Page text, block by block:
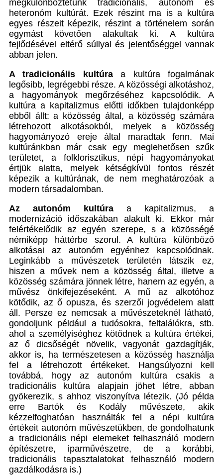
megkülönböztetünk tradicionális, autonóm és
heteronóm kultúrát. Ezek részint ma is a kultúra
egyes részeit képezik, részint a történelem során
egymást követően alakultak ki. A kultúra
fejlődésével eltérő súllyal és jelentőséggel vannak
abban jelen.
A tradicionális kultúraa kultúra fogalmának
legősibb, legrégebbi része. A közösségi alkotáshoz,
a hagyományok megőrzéséhez kapcsolódik. A
kultúra a kapitalizmus előtti időkben tulajdonképp
ebből állt: a közösség által, a közösség számára
létrehozott alkotásokból, melyek a közösség
hagyományozó ereje által maradtak fenn. Mai
kultúránkban már csak egy meglehetősen szűk
területet, a folklorisztikus, népi hagyományokat
értjük alatta, melyek kétségkívül fontos részét
képezik a kultúrának, de nem meghatározóak a
modern társadalomban.
Az autonóm kultúra a kapitalizmus, a
modernizáció időszakában alakult ki. Ekkor már
felértékelődik az egyén szerepe, s a közösségé
némiképp háttérbe szorul. A kultúra különböző
alkotásai az autonóm egyénhez kapcsolódnak.
Leginkább a művészetek területén látszik ez,
hiszen a művek nem a közösség által, illetve a
közösség számára jönnek létre, hanem az egyén, a
művész önkifejezéseként. A mű az alkotóhoz
kötődik, az ő opusza, és szerzői jogvédelem alatt
áll. Persze ez nemcsak a művészeteknél látható,
gondoljunk például a tudósokra, feltalálókra, stb.
ahol a személyiséghez kötődnek a kultúra értékei,
az ő dicsőségét növelik, vagyonát gazdagítják,
akkor is, ha természetesen a közösség használja
fel a létrehozott értékeket. Hangsúlyozni kell
továbbá, hogy az autonóm kultúra csakis a
tradicionális kultúra alapjain jöhet létre, abban
gyökerezik, s ahhoz viszonyítva létezik. (Jó példa
erre Bartók és Kodály művészete, akik
kézzelfoghatóan használták fel a népi kultúra
értékeit autonóm művészetükben, de gondolhatunk
a tradicionális népi elemeket felhasználó modern
építészetre, iparművészetre, de a korábbi,
tradicionális tapasztalatokat felhasználó modern
gazdálkodásra is.)